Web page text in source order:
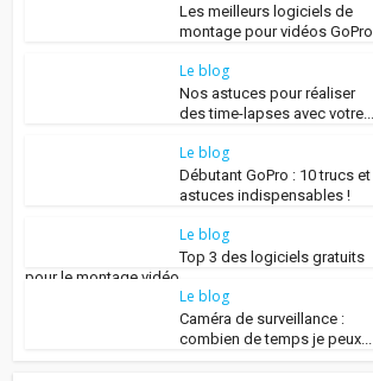
Les meilleurs logiciels de
montage pour vidéos GoPro
Le blog
Nos astuces pour réaliser
des time-lapses avec votre...
Le blog
Débutant GoPro : 10 trucs et
astuces indispensables !
Le blog
Top 3 des logiciels gratuits
pour le montage vidéo...
Le blog
Caméra de surveillance :
combien de temps je peux...